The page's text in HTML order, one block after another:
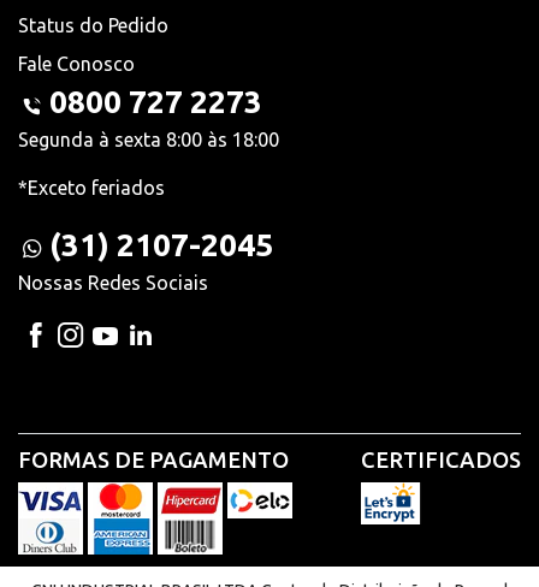
Status do Pedido
Fale Conosco
0800 727 2273
Segunda à sexta 8:00 às 18:00
*Exceto feriados
(31) 2107-2045
Nossas Redes Sociais
FORMAS DE PAGAMENTO CERTIFICADOS